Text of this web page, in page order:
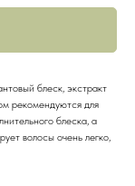
блеск, экстракт
рекомендуются для
блеска, а
волосы очень легко,